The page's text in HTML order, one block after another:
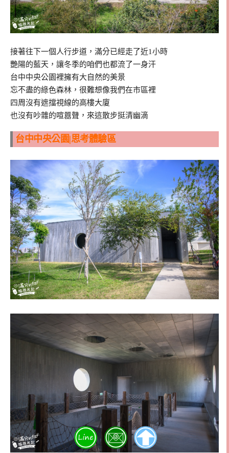
接著往下一個人行步道，滿分已經走了近1小時
艷陽的藍天，讓冬季的咱們也都流了一身汗
台中中央公園裡擁有大自然的美景
忘不盡的綠色森林，很難想像我們在市區裡
四周沒有遮擋視線的高樓大廈
也沒有吵雜的喧囂聲，來這散步挺清幽滴
台中中央公園|思考體驗區